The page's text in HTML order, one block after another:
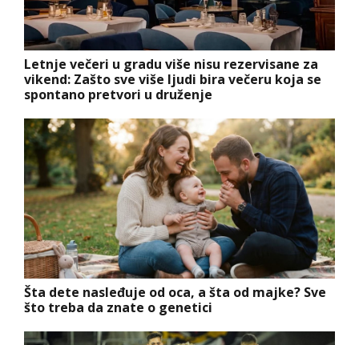
Letnje večeri u gradu više nisu rezervisane za
vikend: Zašto sve više ljudi bira večeru koja se
spontano pretvori u druženje
Šta dete nasleđuje od oca, a šta od majke? Sve
što treba da znate o genetici